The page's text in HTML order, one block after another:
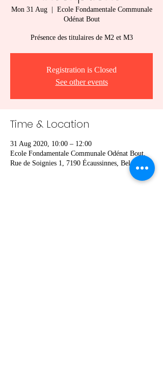
Mon 31 Aug
  |
Ecole Fondamentale Communale
Odénat Bout
Présence des titulaires de M2 et M3
Registration is Closed
See other events
Time & Location
31 Aug 2020, 10:00 – 12:00
Ecole Fondamentale Communale Odénat Bout,
Rue de Soignies 1, 7190 Écaussinnes, Belgique